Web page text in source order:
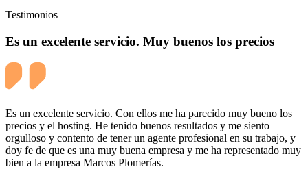
Testimonios
Es un excelente servicio. Muy buenos los precios
Es un excelente servicio. Con ellos me ha parecido muy bueno los
precios y el hosting. He tenido buenos resultados y me siento
orgulloso y contento de tener un agente profesional en su trabajo, y
doy fe de que es una muy buena empresa y me ha representado muy
bien a la empresa Marcos Plomerías.